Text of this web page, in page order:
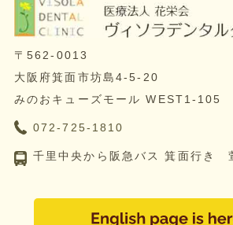
〒562-0013
大阪府箕面市坊島4-5-20
みのおキューズモール WEST1-105
072-725-1810
千里中央から阪急バス 箕面行き